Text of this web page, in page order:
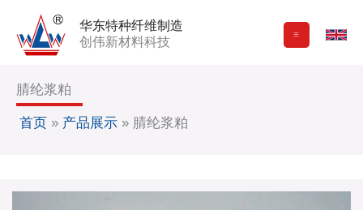
华东特种纤维制造
创伟新材料科技
腈纶浆粕
首页 » 产品展示 » 腈纶浆粕